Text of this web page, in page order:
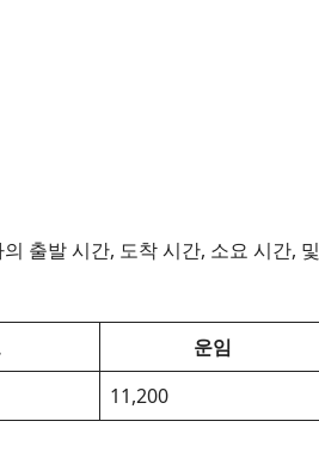
출발 시간, 도착 시간, 소요 시간, 및
운임
11,200